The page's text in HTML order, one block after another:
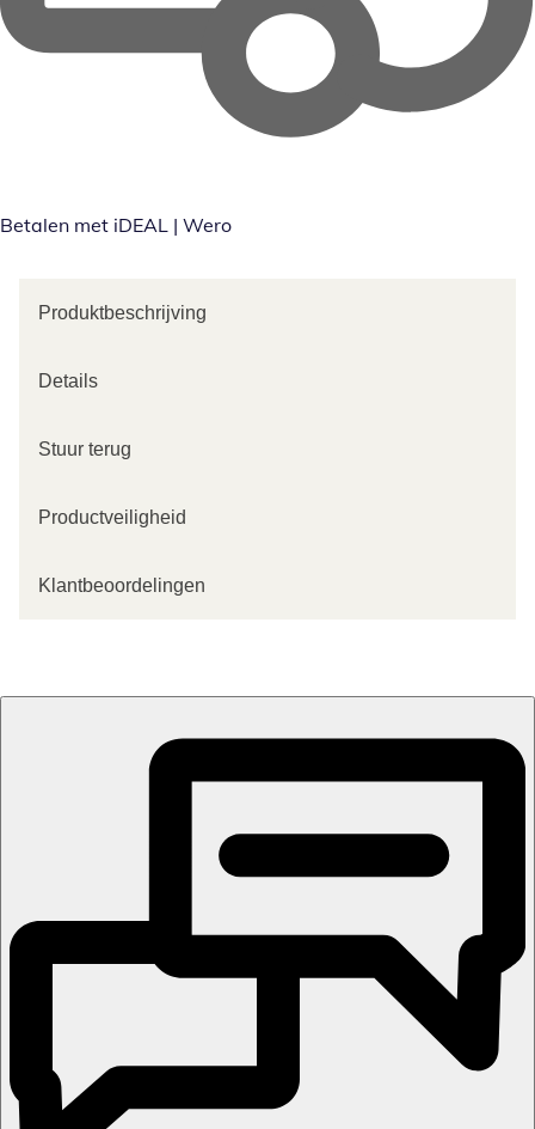
Betalen met iDEAL | Wero
Produktbeschrijving
Details
Stuur terug
Productveiligheid
Klantbeoordelingen